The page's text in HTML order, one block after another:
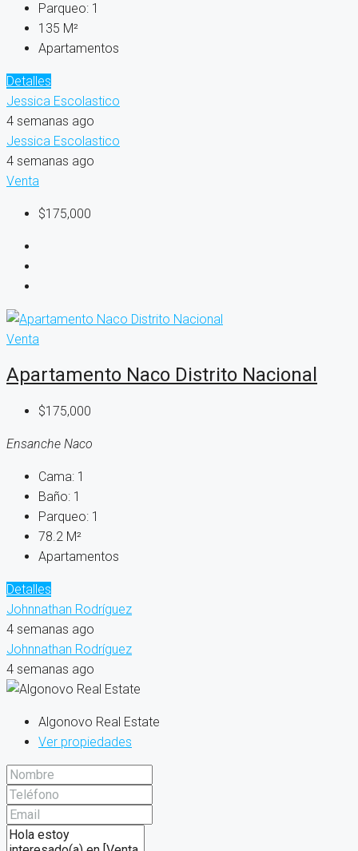
Parqueo: 1
135 M²
Apartamentos
Detalles
Jessica Escolastico
4 semanas ago
Jessica Escolastico
4 semanas ago
Venta
$175,000
Venta
Apartamento Naco Distrito Nacional
$175,000
Ensanche Naco
Cama: 1
Baño: 1
Parqueo: 1
78.2 M²
Apartamentos
Detalles
Johnnathan Rodríguez
4 semanas ago
Johnnathan Rodríguez
4 semanas ago
Algonovo Real Estate
Ver propiedades